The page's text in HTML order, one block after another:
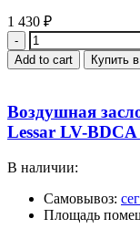
1 430 ₽
Quantity
Add to cart Купить
Воздушная
Lessar LV-BDCA
В наличии:
Самовывоз:
Площадь